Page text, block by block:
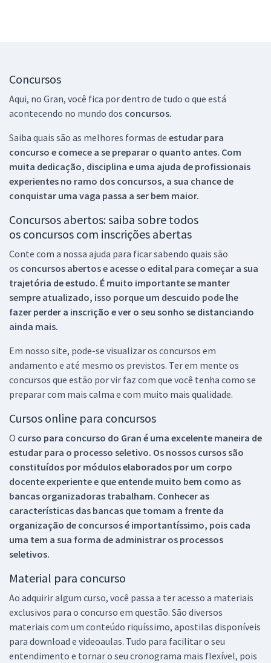
Concursos
Aqui, no Gran, você fica por dentro de tudo o que está
acontecendo no mundo dos concursos.
Saiba quais são as melhores formas de estudar para
concurso e comece a se preparar o quanto antes. Com
muita dedicação, disciplina e uma ajuda de profissionais
experientes no ramo dos concursos, a sua chance de
conquistar uma vaga passa a ser bem maior.
Concursos abertos: saiba sobre todos
os concursos com inscrições abertas
Conte com a nossa ajuda para ficar sabendo quais são
os concursos abertos e acesse o edital para começar a sua
trajetória de estudo. É muito importante se manter
sempre atualizado, isso porque um descuido pode lhe
fazer perder a inscrição e ver o seu sonho se distanciando
ainda mais.
Em nosso site, pode-se visualizar os concursos em
andamento e até mesmo os previstos. Ter em mente os
concursos que estão por vir faz com que você tenha como se
preparar com mais calma e com muito mais qualidade.
Cursos online para concursos
O curso para concurso do Gran é uma excelente maneira de
estudar para o processo seletivo. Os nossos cursos são
constituídos por módulos elaborados por um corpo
docente experiente e que entende muito bem como as
bancas organizadoras trabalham. Conhecer as
características das bancas que tomam a frente da
organização de concursos é importantíssimo, pois cada
uma tem a sua forma de administrar os processos
seletivos.
Material para concurso
Ao adquirir algum curso, você passa a ter acesso a materiais
exclusivos para o concurso em questão. São diversos
materiais com um conteúdo riquíssimo, apostilas disponíveis
para download e videoaulas. Tudo para facilitar o seu
entendimento e tornar o seu cronograma mais flexível, pois